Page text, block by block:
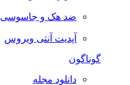
ضد هک و جاسوسی
آپدیت آنتی ویروس
گوناگون
دانلود مجله